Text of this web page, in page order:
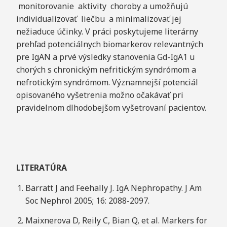
monitorovanie aktivity choroby a umožňujú
individualizovať liečbu a minimalizovať jej
nežiaduce účinky. V práci poskytujeme literárny
prehľad potenciálnych biomarkerov relevantných
pre IgAN a prvé výsledky stanovenia Gd-IgA1 u
chorých s chronickým nefritickým syndrómom a
nefrotickým syndrómom. Významnejší potenciál
opisovaného vyšetrenia možno očakávať pri
pravidelnom dlhodobejšom vyšetrovaní pacientov.
LITERATÚRA
Barratt J and Feehally J. IgA Nephropathy. J Am
Soc Nephrol 2005; 16: 2088-2097.
Maixnerova D, Reily C, Bian Q, et al. Markers for